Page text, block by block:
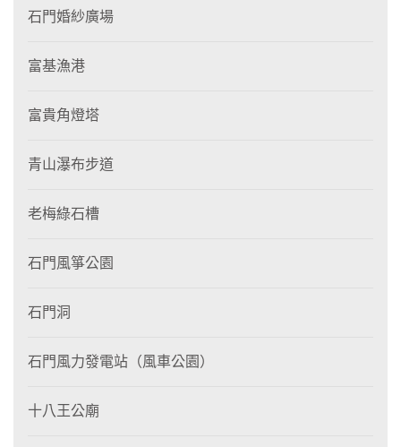
石門婚紗廣場
富基漁港
富貴角燈塔
青山瀑布步道
老梅綠石槽
石門風箏公園
石門洞
石門風力發電站（風車公園）
十八王公廟